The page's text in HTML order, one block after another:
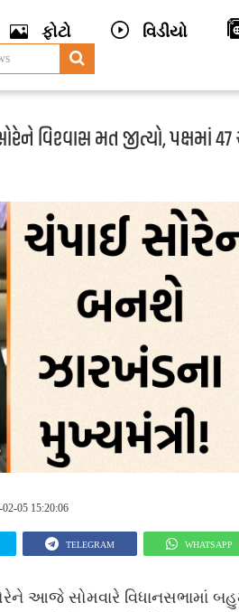
ફોટો વિડીયો
વિશ્વાસ મત જીત્યો, પક્ષમાં
02-05 15:20:06
TELEGRAM WHATSAPP
આજે સોમવારે વિધાનસભામાં